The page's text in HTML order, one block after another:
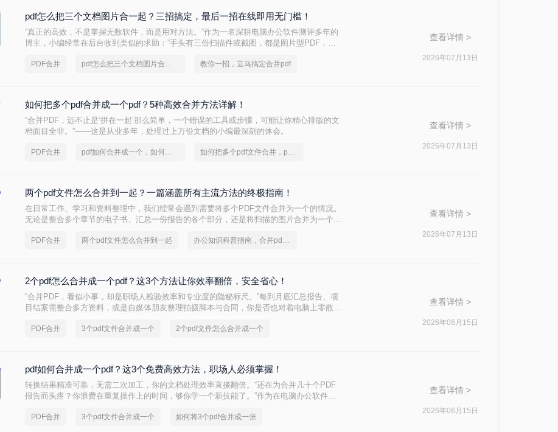
pdf怎么把三个文档图片合一起？三招搞定，最后一招在线即用无门槛！
“真正的高效，不是掌握无数软件，而是用对方法。”作为一名深耕电脑办公软件测评多年的
博主，小编经常在后台收到类似的求助：“手头有三份扫描件或截图，都是图片型PDF，怎
PDF合并 pdf怎么把三个文档图片合一起 教你一招，立马搞定合并pdf
查看详情 >
2026年07月13日
如何把多个pdf合并成一个pdf？5种高效合并方法详解！
“合并PDF，远不止是‘拼在一起’那么简单，一个错误的工具或步骤，可能让你精心排版的文
档面目全非。”——这是从业多年，处理过上万份文档的小编最深刻的体会。
PDF合并 pdf如何合并成一个，如何把多个pdf文件合并 如何把多个pdf文件合并，pdf如何合并成一个
查看详情 >
2026年07月13日
两个pdf文件怎么合并到一起？一篇涵盖所有主流方法的终极指南！
在日常工作、学习和资料整理中，我们经常会遇到需要将多个PDF文件合并为一个的情况。
无论是整合多个章节的电子书、汇总一份报告的各个部分，还是将扫描的图片合并为一个
能，但各有优劣。那么两个pdf文件怎么合并到一起呢？本文将为您详细介绍四种主流且有
PDF合并 两个pdf文件怎么合并到一起 办公知识科普指南，合并pdf文件的操作方法
查看详情 >
2026年07月13日
2个pdf怎么合并成一个pdf？这3个方法让你效率翻倍，安全省心！
“合并PDF，看似小事，却是职场人检验效率和专业度的隐秘标尺。”每到月底汇总报告、项
目结案需整合多方资料，或是自媒体朋友整理拍摄脚本与合同，你是否也对着电脑上零散的
PDF合并 3个pdf文件合并成一个 2个pdf文件怎么合并成一个
查看详情 >
2026年06月15日
pdf如何合并成一个pdf？这3个免费高效方法，职场人必须掌握！
转换结果精准可靠，无需二次加工，你的文档处理效率直接翻倍。“还在为合并几十个PDF
报告而头疼？你浪费在重复操作上的时间，够你学一个新技能了。”作为在电脑办公软件测
何合并成一个pdf呢？
PDF合并 3个pdf文件合并成一个 如何将3个pdf合并成一张
查看详情 >
2026年06月15日